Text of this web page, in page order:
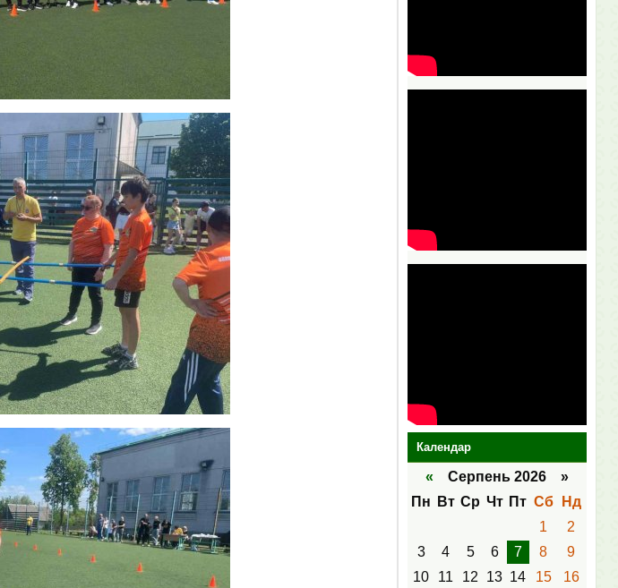
Календар
« Серпень 2026 »
Пн
Вт Ср Чт Пт Сб
Нд
1
2
3
4 5 6 7 8
9
10
11 12 13 14 15
16